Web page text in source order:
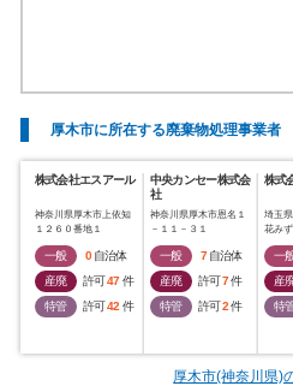
厚木市に所在する廃棄物処理事業者
株式会社エスアール
神奈川県厚木市上依知
１２６０番地１
一般 0 自治体
産廃
許可47 件
特管
許可42 件
中央カンセー株式会
社
神奈川県厚木市恩名１
－１１－３１
一般 7 自治体
産廃
許可7件
特管
許可2 件
株式
埼玉
花み
一
産
特
厚木市(神奈川県)